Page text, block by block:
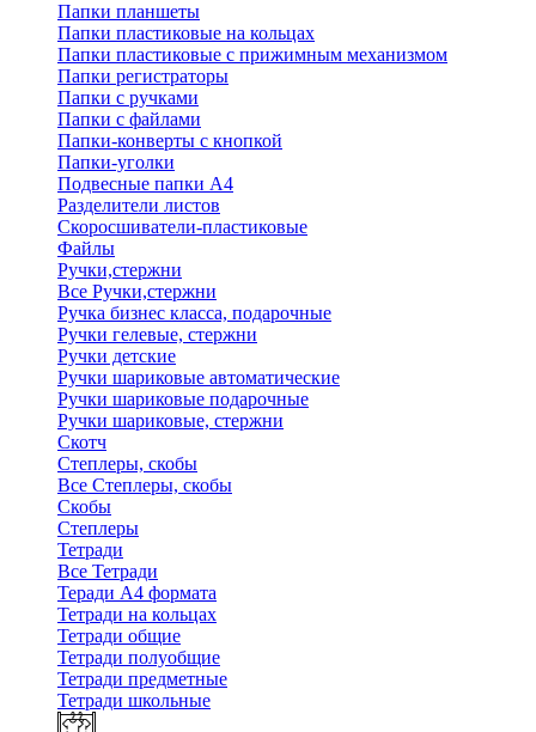
Папки планшеты
Папки пластиковые на кольцах
Папки пластиковые с прижимным механизмом
Папки регистраторы
Папки с ручками
Папки с файлами
Папки-конверты с кнопкой
Папки-уголки
Подвесные папки А4
Разделители листов
Скоросшиватели-пластиковые
Файлы
Ручки,стержни
Все Ручки,стержни
Ручка бизнес класса, подарочные
Ручки гелевые, стержни
Ручки детские
Ручки шариковые автоматические
Ручки шариковые подарочные
Ручки шариковые, стержни
Скотч
Степлеры, скобы
Все Степлеры, скобы
Скобы
Степлеры
Тетради
Все Тетради
Теради А4 формата
Тетради на кольцах
Тетради общие
Тетради полуобщие
Тетради предметные
Тетради школьные